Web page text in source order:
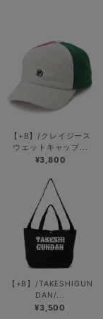
【+B】/クレイジース
ウェットキャップ...
¥3,800
【+B】/TAKESHIGUN
DAN/...
¥3,500